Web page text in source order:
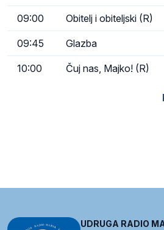
09:00 Obitelj i obiteljski (R)
09:45 Glazba
10:00 Čuj nas, Majko! (R)
UDRUGA RADIO